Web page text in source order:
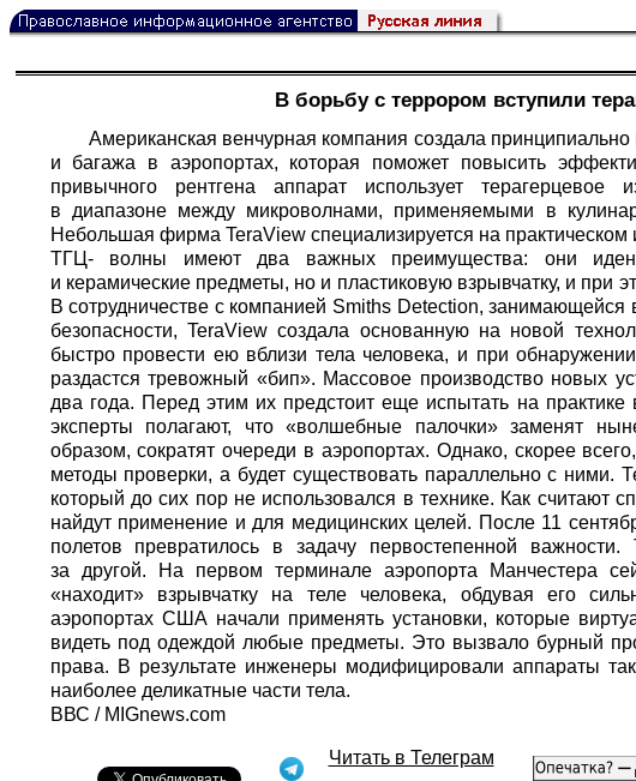
В борьбу с террором вступили
Американская венчурная компания создала
и багажа в аэропортах, которая поможет повысить
привычного рентгена аппарат использует терагерцевое
в диапазоне между микроволнами, применяемыми в
Небольшая фирма TeraView специализируется на практическом
ТГЦ- волны имеют два важных преимущества: они
и керамические предметы, но и пластиковую взрывчатку, и при
В сотрудничестве с компанией Smiths Detection,
безопасности, TeraView создала основанную на новой
быстро провести ею вблизи тела человека, и при
раздастся тревожный «бип». Массовое производство новых
два года. Перед этим их предстоит еще испытать на
эксперты полагают, что «волшебные палочки» заменят
образом, сократят очереди в аэропортах. Однако, скорее
методы проверки, а будет существовать параллельно с ними.
который до сих пор не использовался в технике. Как считают
найдут применение и для медицинских целей. После 11
полетов превратилось в задачу первостепенной
за другой. На первом терминале аэропорта Манчестера
«находит» взрывчатку на теле человека, обдувая его
аэропортах США начали применять установки, которые
видеть под одеждой любые предметы. Это вызвало бурный
права. В результате инженеры модифицировали аппараты
наиболее деликатные части тела.
ВВС / MIGnews.com
Читать в Телеграм